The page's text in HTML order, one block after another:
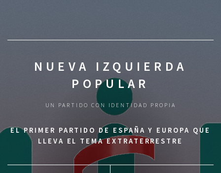
NUEVA IZQUIERDA
POPULAR
UN PARTIDO CON IDENTIDAD PROPIA
EL PRIMER PARTIDO DE ESPAÑA Y EUROPA QUE
LLEVA EL TEMA EXTRATERRESTRE